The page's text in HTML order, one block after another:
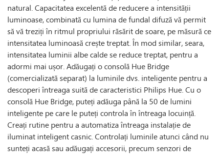
natural. Capacitatea excelentă de reducere a intensității
luminoase, combinată cu lumina de fundal difuză vă permit
să vă treziți în ritmul propriului răsărit de soare, pe măsură ce
intensitatea luminoasă crește treptat. În mod similar, seara,
intensitatea luminii albe calde se reduce treptat, pentru a
adormi mai ușor. Adăugați o consolă Hue Bridge
(comercializată separat) la luminile dvs. inteligente pentru a
descoperi întreaga suită de caracteristici Philips Hue. Cu o
consolă Hue Bridge, puteți adăuga până la 50 de lumini
inteligente pe care le puteți controla în întreaga locuință.
Creați rutine pentru a automatiza întreaga instalație de
iluminat inteligent casnic. Controlați luminile atunci când nu
sunteți acasă sau adăugați accesorii, precum senzori de